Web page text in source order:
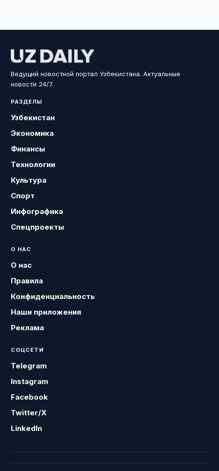
Ведущий новостной портал Узбекистана. Актуальные
новости 24/7.
РАЗДЕЛЫ
Узбекистан
Экономика
Финансы
Технологии
Культура
Спорт
Инфографика
Спецпроекты
О НАС
О нас
Правила
Конфиденциальность
Наши приложения
Реклама
СОЦСЕТИ
Telegram
Instagram
Facebook
Twitter/X
LinkedIn